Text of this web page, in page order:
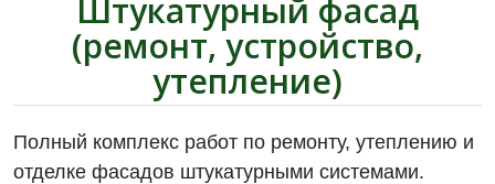
Штукатурный фасад
(ремонт, устройство,
утепление)
Полный комплекс работ по ремонту, утеплению и
отделке фасадов штукатурными системами.